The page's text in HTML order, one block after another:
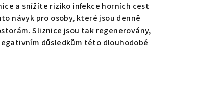
a snížíte riziko infekce horních cest
návyk pro osoby, které jsou denně
Sliznice jsou tak regenerovány,
důsledkům této dlouhodobé